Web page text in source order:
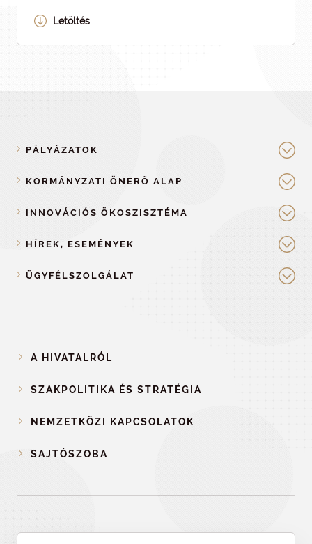
Letöltés
PÁLYÁZATOK
KORMÁNYZATI ÖNERŐ ALAP
INNOVÁCIÓS ÖKOSZISZTÉMA
HÍREK, ESEMÉNYEK
ÜGYFÉLSZOLGÁLAT
A HIVATALRÓL
SZAKPOLITIKA ÉS STRATÉGIA
NEMZETKÖZI KAPCSOLATOK
SAJTÓSZOBA